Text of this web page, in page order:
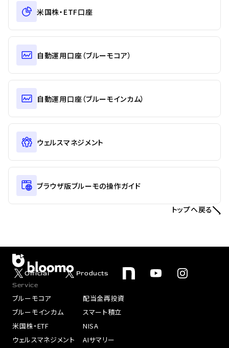
米国株・ETF口座
自動運用口座（ブルーモコア）
自動運用口座（ブルーモインカム）
ウェルスマネジメント
ブラウザ版ブルーモの操作ガイド
トップへ戻る
Official
Products
Service
ブルーモコア
ブルーモインカム
米国株・ETF
ウェルスマネジメント
配当金再投資
スマート積立
NISA
AIサマリー